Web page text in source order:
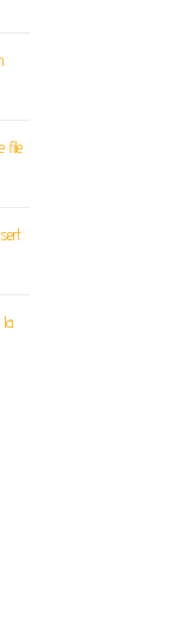
file
la